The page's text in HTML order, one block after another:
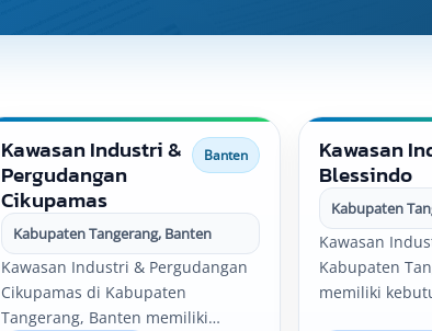
Kawasan Industri &
Pergudangan
Cikupamas
Banten
Kabupaten Tangerang, Banten
Kawasan Industri & Pergudangan
Cikupamas di Kabupaten
Tangerang, Banten memiliki
Kawasan
Blessindo
Kabupaten
Kawasan
Kabupaten
memiliki